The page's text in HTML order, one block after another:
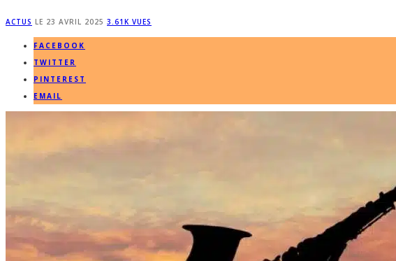
ACTUS LE 23 AVRIL 2025 3.61K VUES
FACEBOOK
TWITTER
PINTEREST
EMAIL